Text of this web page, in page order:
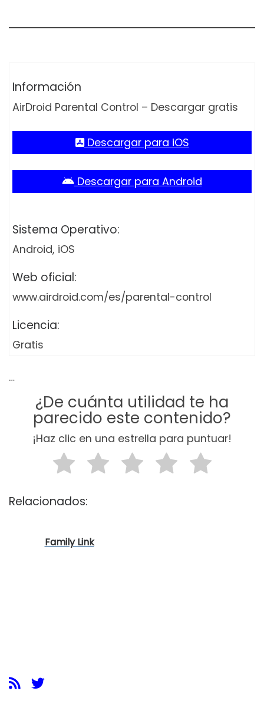
Información
AirDroid Parental Control – Descargar gratis
Descargar para iOS
Descargar para Android
Sistema Operativo:
Android, iOS
Web oficial:
www.airdroid.com/es/parental-control
Licencia:
Gratis
…
¿De cuánta utilidad te ha
parecido este contenido?
¡Haz clic en una estrella para puntuar!
Relacionados:
Family Link